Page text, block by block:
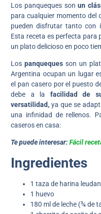
Los panqueques sonun
para cualquier momento del
pueden disfrutar tanto con
Esta receta es perfecta para
un plato delicioso en poco
Lospanqueques son un
Argentina ocupan un lugar
el pan casero por el puesto
debe a la facilidad de
versatilidad, ya que se
una infinidad de rellenos.
caseros en casa:
Te puede interesar:Fácil
Ingredientes
1 taza de harina
1 huevo
180 ml de leche (¾ de